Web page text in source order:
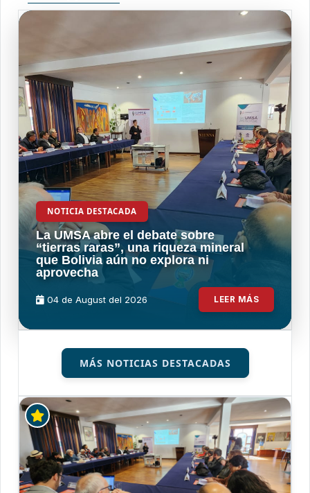
NOTICIA DESTACADA
La UMSA abre el debate sobre
“tierras raras”, una riqueza mineral
que Bolivia aún no explora ni
aprovecha
04 de August del 2026 LEER MÁS
MÁS NOTICIAS DESTACADAS